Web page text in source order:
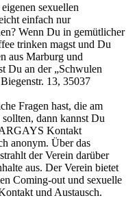
sexuellen
einfach nur
Wenn Du in gemütlicher
trinken magst und Du
aus Marburg und
Du an der „Schwulen
13, 35037
Fragen hast, die am
dann kannst Du
Kontakt
anonym. Über das
der Verein darüber
aus. Der Verein bietet
Coming-out und sexuelle
und Austausch.